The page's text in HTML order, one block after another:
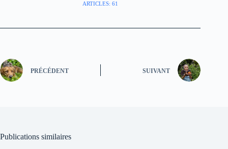
ARTICLES: 61
PRÉCÉDENT SUIVANT
Publications similaires